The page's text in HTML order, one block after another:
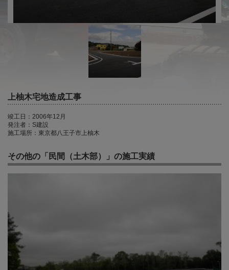
上柚木宅地造成工事
竣工日：2006年12月
発注者：S建設
施工場所：東京都八王子市上柚木
その他の「民間（土木部）」の施工実績